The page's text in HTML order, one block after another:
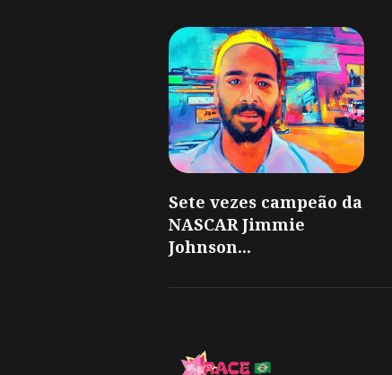
Sete vezes campeão da
NASCAR Jimmie
Johnson...